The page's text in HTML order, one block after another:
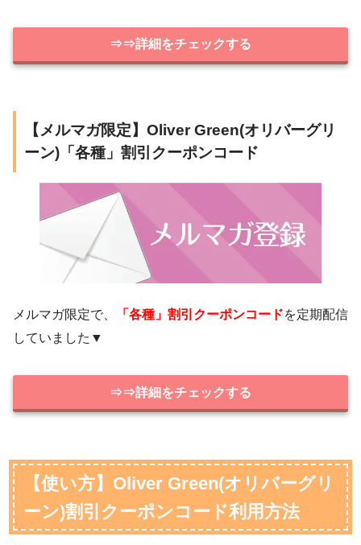
⇒⇒詳細をチェックする
【メルマガ限定】Oliver Green(オリバーグリ
ーン)「各種」割引クーポンコード
メルマガ限定で、 「各種」割引クーポンコードを定期配信
していました▼
⇒⇒詳細をチェックする
【使い方】Oliver Green(オリバーグリ
ーン)割引クーポンコード利用方法